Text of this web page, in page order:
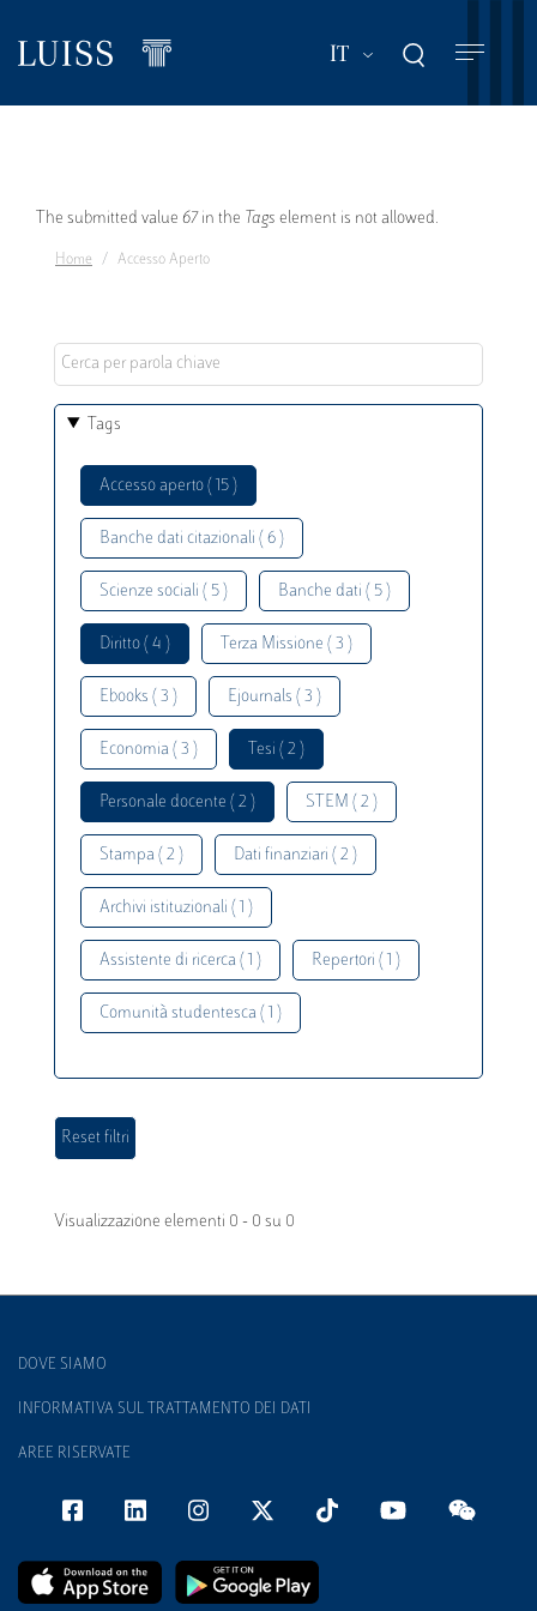
contenuto
IT Mostra ulteriori
Messaggio
di
The submitted value 67 in the Tags element is not allowed.
Home Accesso Aperto
Tags
Accesso aperto ( 15 )
Banche dati citazionali ( 6 )
Scienze sociali ( 5 ) Banche dati ( 5 )
Diritto ( 4 ) Terza Missione ( 3 )
Ebooks ( 3 ) Ejournals ( 3 )
Economia ( 3 ) Tesi ( 2 )
Personale docente ( 2 ) STEM ( 2 )
Stampa ( 2 ) Dati finanziari ( 2 )
Archivi istituzionali ( 1 )
Assistente di ricerca ( 1 ) Repertori ( 1 )
Comunità studentesca ( 1 )
Visualizzazione elementi 0 - 0 su 0
DOVE SIAMO
INFORMATIVA SUL TRATTAMENTO DEI DATI
AREE RISERVATE